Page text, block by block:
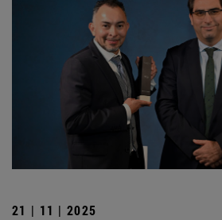
21 | 11 | 2025